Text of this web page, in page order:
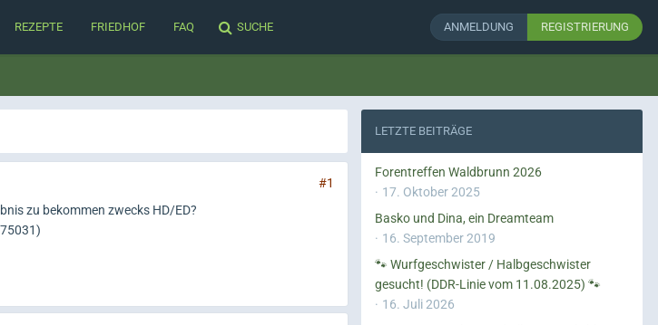
REZEPTE FRIEDHOF FAQ SUCHE ANMELDUNG REGISTRIERUNG
#1
zu bekommen zwecks HD/ED?
LETZTE BEITRÄGE
Forentreffen Waldbrunn 2026
17. Oktober 2025
Basko und Dina, ein Dreamteam
16. September 2019
🐾 Wurfgeschwister / Halbgeschwister
gesucht! (DDR-Linie vom 11.08.2025) 🐾
16. Juli 2026